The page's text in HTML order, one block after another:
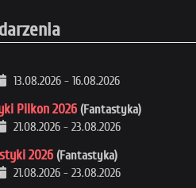
13.08.2026 - 16.08.2026
Pilkon 2026 (Fantastyka)
21.08.2026 - 23.08.2026
2026 (Fantastyka)
21.08.2026 - 23.08.2026